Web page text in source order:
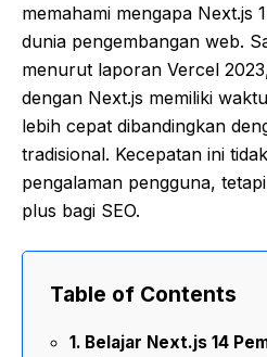
memahami mengapa Next.js
dunia pengembangan web.
menurut laporan Vercel
dengan Next.js memiliki
lebih cepat dibandingkan
tradisional. Kecepatan ini
pengalaman pengguna,
plus bagi SEO.
Table of Contents
Belajar Next.js 14